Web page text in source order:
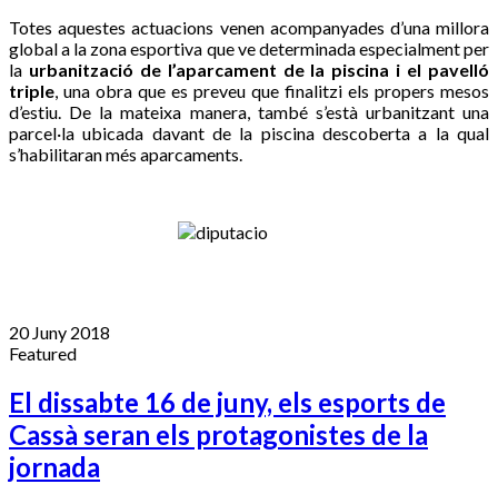
Totes aquestes actuacions venen acompanyades d’una millora
global a la zona esportiva que ve determinada especialment per
la urbanització de l’aparcament de la piscina i el pavelló
triple , una obra que es preveu que finalitzi els propers mesos
d’estiu. De la mateixa manera, també s’està urbanitzant una
parcel·la ubicada davant de la piscina descoberta a la qual
s’habilitaran més aparcaments.
20 Juny 2018
Featured
El dissabte 16 de juny, els esports de
Cassà seran els protagonistes de la
jornada